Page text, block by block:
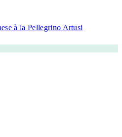
à la Pellegrino Artusi